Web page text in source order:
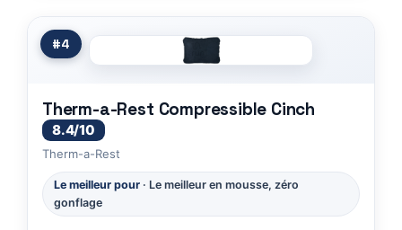
#4
Therm-a-Rest Compressible Cinch
8.4/10
Therm-a-Rest
Le meilleur pour · Le meilleur en mousse, zéro
gonflage